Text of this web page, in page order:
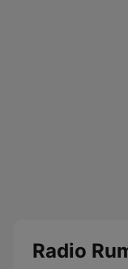
Radio